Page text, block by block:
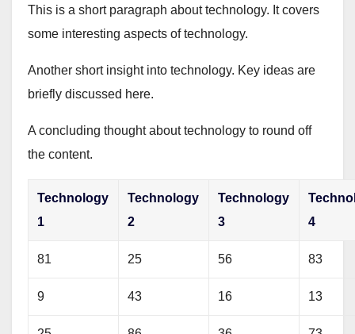
This is a short paragraph about technology. It covers
some interesting aspects of technology.
Another short insight into technology. Key ideas are
briefly discussed here.
A concluding thought about technology to round off
the content.
Technology
1
Technology
2
Technology
3
4
81 25 56 83
9 43 16 13